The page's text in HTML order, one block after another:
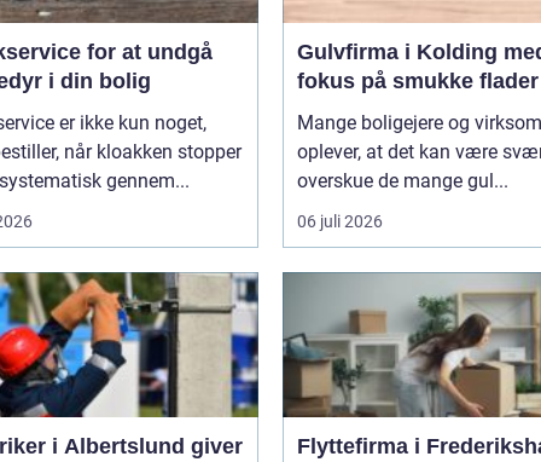
for at undgå
i din bolig
er ikke kun noget,
når kloakken stopper
gennem...
Gulvfirma i Kolding
fokus på smukke flader
Mange boligejere og
oplever, at det kan være
overskue de mange gul...
06 juli 2026
i Albertslund giver
Flyttefirma i